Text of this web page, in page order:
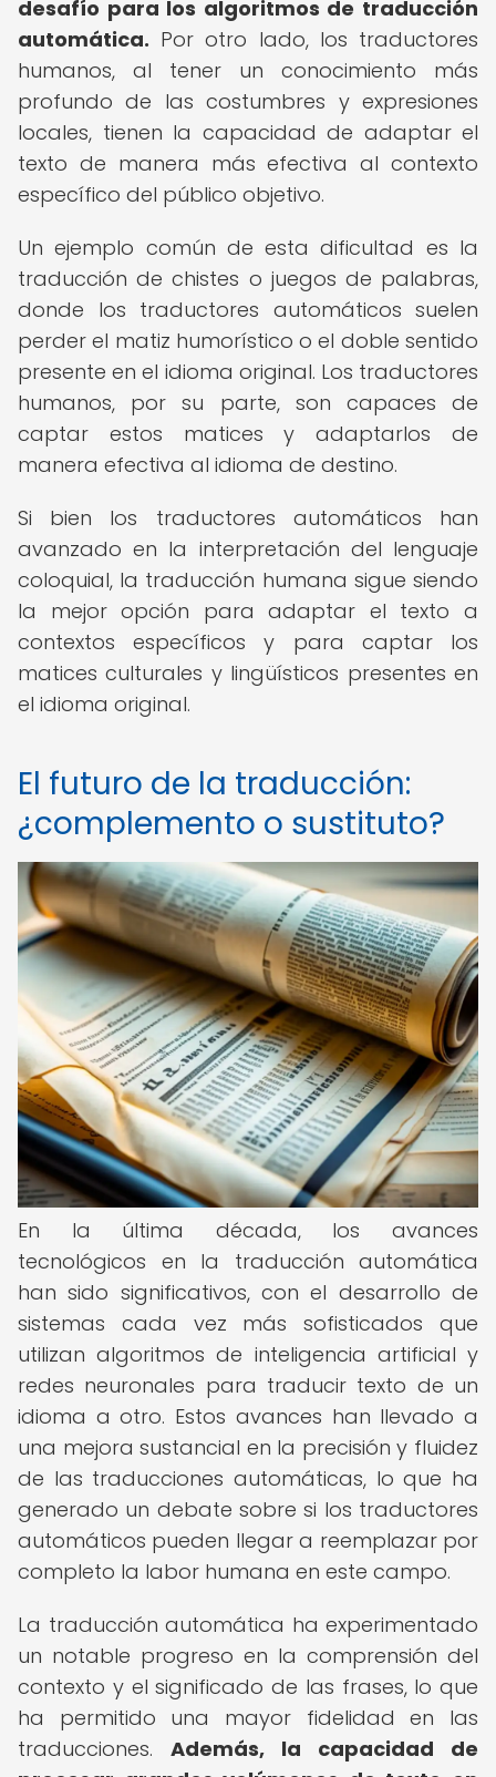
desafío para los algoritmos de traducción
automática. Por otro lado, los traductores
humanos, al tener un conocimiento más
profundo de las costumbres y expresiones
locales, tienen la capacidad de adaptar el
texto de manera más efectiva al contexto
específico del público objetivo.
Un ejemplo común de esta dificultad es la
traducción de chistes o juegos de palabras,
donde los traductores automáticos suelen
perder el matiz humorístico o el doble sentido
presente en el idioma original. Los traductores
humanos, por su parte, son capaces de
captar estos matices y adaptarlos de
manera efectiva al idioma de destino.
Si bien los traductores automáticos han
avanzado en la interpretación del lenguaje
coloquial, la traducción humana sigue siendo
la mejor opción para adaptar el texto a
contextos específicos y para captar los
matices culturales y lingüísticos presentes en
el idioma original.
El futuro de la traducción:
¿complemento o sustituto?
En la última década, los avances
tecnológicos en la traducción automática
han sido significativos, con el desarrollo de
sistemas cada vez más sofisticados que
utilizan algoritmos de inteligencia artificial y
redes neuronales para traducir texto de un
idioma a otro. Estos avances han llevado a
una mejora sustancial en la precisión y fluidez
de las traducciones automáticas, lo que ha
generado un debate sobre si los traductores
automáticos pueden llegar a reemplazar por
completo la labor humana en este campo.
La traducción automática ha experimentado
un notable progreso en la comprensión del
contexto y el significado de las frases, lo que
ha permitido una mayor fidelidad en las
traducciones. Además, la capacidad de